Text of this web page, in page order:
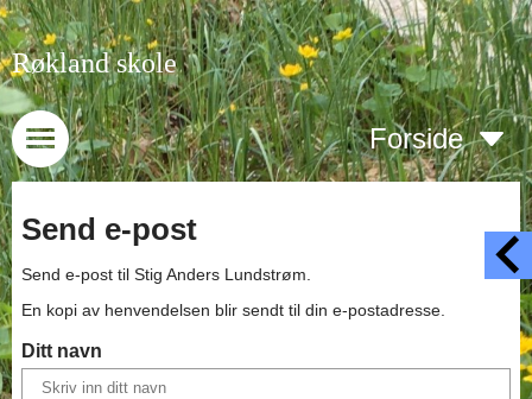
Røkland skole
Forside
Send e-post
Send e-post til Stig Anders Lundstrøm.
En kopi av henvendelsen blir sendt til din e-postadresse.
Ditt navn